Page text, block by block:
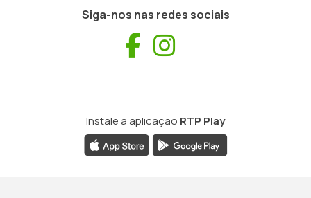
Siga-nos nas redes sociais
Facebook
Instale a aplicação RTP Play